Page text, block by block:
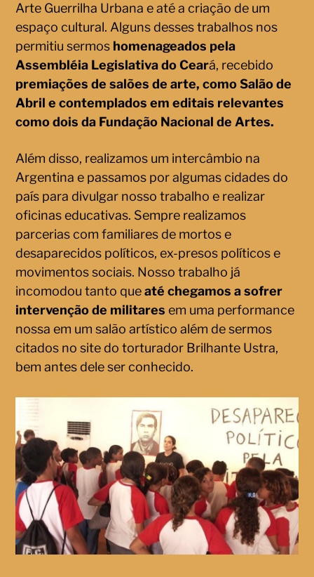
Arte Guerrilha Urbana e até a criação de um
espaço cultural. Alguns desses trabalhos nos
permitiu sermos homenageados pela
Assembléia Legislativa do Ceará, recebido
premiações de salões de arte, como Salão de
Abril e contemplados em editais relevantes
como dois da Fundação Nacional de Artes.
Além disso, realizamos um intercâmbio na
Argentina e passamos por algumas cidades do
país para divulgar nosso trabalho e realizar
oficinas educativas. Sempre realizamos
parcerias com familiares de mortos e
desaparecidos políticos, ex-presos políticos e
movimentos sociais. Nosso trabalho já
incomodou tanto queaté chegamos a sofrer
intervenção de militaresem uma performance
nossa em um salão artístico além de sermos
citados no site do torturador Brilhante Ustra,
bem antes dele ser conhecido.